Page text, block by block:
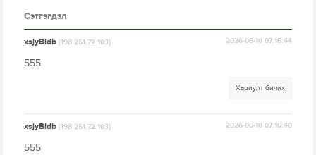
Сэтгэгдэл
xsjyBldb[198.251.72.103] 2026-06-10 07:16:44
555
Хариулт бичих
xsjyBldb[198.251.72.103] 2026-06-10 07:16:40
555